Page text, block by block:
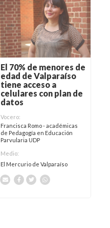
El 70% de menores de
edad de Valparaíso
tiene acceso a
celulares con plan de
datos
Vocero:
Francisca Romo - académicas
de Pedagogía en Educación
Parvularia UDP
Medio:
El Mercurio de Valparaíso